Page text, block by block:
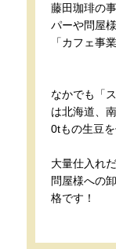
藤田珈琲の
パーや問屋
「カフェ事
なかでも「
は北海道、
0tもの生豆を
大量仕入れ
問屋様への
格です！